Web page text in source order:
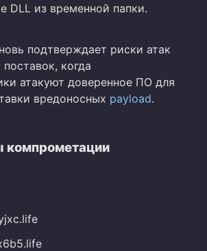
DLL из временной папки.
подтверждает риски атак
когда
атакуют доверенное ПО для
вредоносных payload.
компрометации